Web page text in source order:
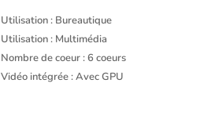
Utilisation : Bureautique
Utilisation : Multimédia
Nombre de coeur : 6 coeurs
Vidéo intégrée : Avec GPU